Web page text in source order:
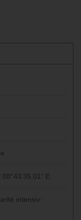
E
intensiv: